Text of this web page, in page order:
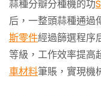
蒜種分瓣分種機的功
后，一整頭蒜種通過
斯零件經過篩選程序
等級，工作效率提高
車材料筆賬，實現機